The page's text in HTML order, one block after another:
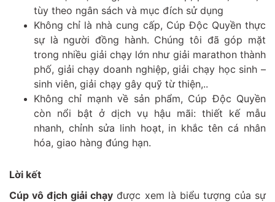
tùy theo ngân sách và mục đích sử dụng
Không chỉ là nhà cung cấp, Cúp Độc Quyền thực
sự là người đồng hành. Chúng tôi đã góp mặt
trong nhiều giải chạy lớn như giải marathon thành
phố, giải chạy doanh nghiệp, giải chạy học sinh –
sinh viên, giải chạy gây quỹ từ thiện,..
Không chỉ mạnh về sản phẩm, Cúp Độc Quyền
còn nổi bật ở dịch vụ hậu mãi: thiết kế mẫu
nhanh, chỉnh sửa linh hoạt, in khắc tên cá nhân
hóa, giao hàng đúng hạn.
Lời kết
Cúp vô địch giải chạy được xem là biểu tượng của sự